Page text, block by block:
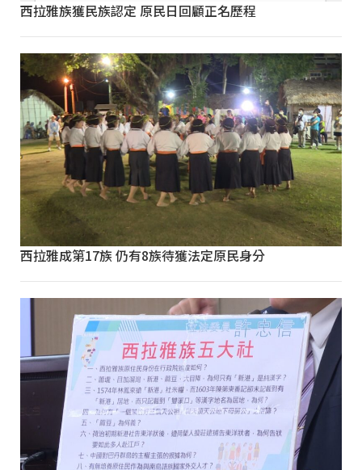
西拉雅族獲民族認定 原民日回顧正名歷程
西拉雅成第17族 仍有8族待獲法定原民身分